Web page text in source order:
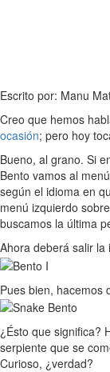
Escrito por: Manu
Creo que hemos
ocasión; pero hoy
Bueno, al grano. Si
Bento vamos al menú
según el idioma en
menú izquierdo sobre
buscamos la última
Ahora deberá salir
Pues bien, hacemos
¿Ésto que significa?
serpiente que se
Curioso, ¿verdad?